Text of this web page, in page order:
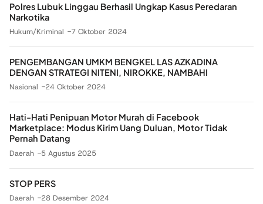
Polres Lubuk Linggau Berhasil Ungkap Kasus Peredaran
Narkotika
Hukum/Kriminal 7 Oktober 2024
PENGEMBANGAN UMKM BENGKEL LAS AZKADINA
DENGAN STRATEGI NITENI, NIROKKE, NAMBAHI
Nasional 24 Oktober 2024
Hati-Hati Penipuan Motor Murah di Facebook
Marketplace: Modus Kirim Uang Duluan, Motor Tidak
Pernah Datang
Daerah 5 Agustus 2025
STOP PERS
Daerah 28 Desember 2024